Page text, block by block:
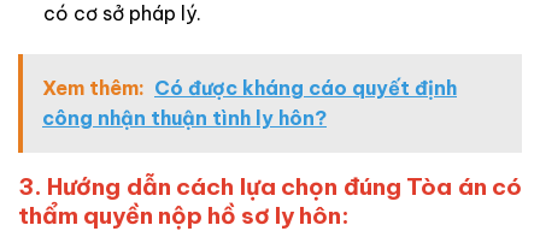
có cơ sở pháp lý.
Xem thêm: Có được kháng cáo quyết định
công nhận thuận tình ly hôn?
3. Hướng dẫn cách lựa chọn đúng Tòa án có
thẩm quyền nộp hồ sơ ly hôn: